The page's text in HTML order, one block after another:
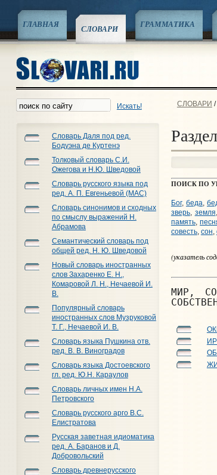
ГЛАВНАЯ СЛОВАРИ ГРАММАТИКА
Искать!
Словарь Даля под ред.
Бодуэна де Куртенэ
Толковый словарь С.И.
Ожегова и Н.Ю. Шведовой
Словарь русского языка под
ред. А. П. Евгеньевой (МАС)
Словарь синонимов и сходных
по смыслу выражений Н.
Абрамова
Семантический словарь под
общей ред. Н. Ю. Шведовой
Новый словарь иностранных
слов Захаренко Е. Н.,
Комаровой Л. Н., Нечаевой И.
В.
Популярный словарь
иностранных слов Музруковой
Т. Г., Нечаевой И. В.
Словарь языка Пушкина отв.
ред. В. В. Виноградов
Словарь языка Достоевского
гл. ред. Ю.Н. Караулов
Словарь личных имен Н.А.
Петровского
Словарь русского арго В.С.
Елистратова
Русская заветная идиоматика
ред. А. Баранов и Д.
Добровольский
Словарь древнерусского
СЛОВАРИ /
ПОИСК ПО
Бог, беда,
зверь, земля
память,
совесть, сон,
(указатель
МИР,